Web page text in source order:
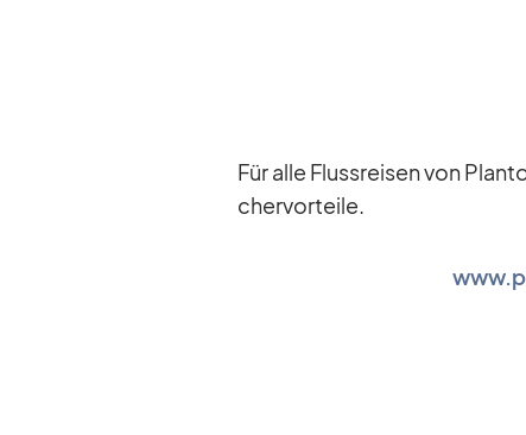
Für alle Fluss­rei­sen von
cher­vor­teile.